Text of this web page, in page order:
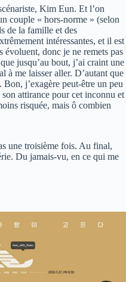
Kim Eun. Et l’on
couple « hors-norme » (selon
de la famille et des
intéressantes, et il est
évoluent, donc je ne remets pas
jusqu’au bout, j’ai craint une
à me laisser aller. D’autant que
Bon, j’exagère peut-être un peu
attirance pour cet inconnu et
risquée, mais ô combien
une troisième fois. Au final,
Du jamais-vu, en ce qui me